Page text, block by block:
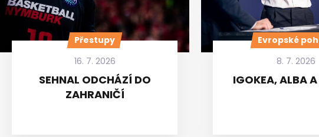
Přestupy
16. 7. 2026
SEHNAL ODCHÁZÍ DO
ZAHRANIČÍ
Evropské
8. 7. 2026
IGOKEA, ALBA